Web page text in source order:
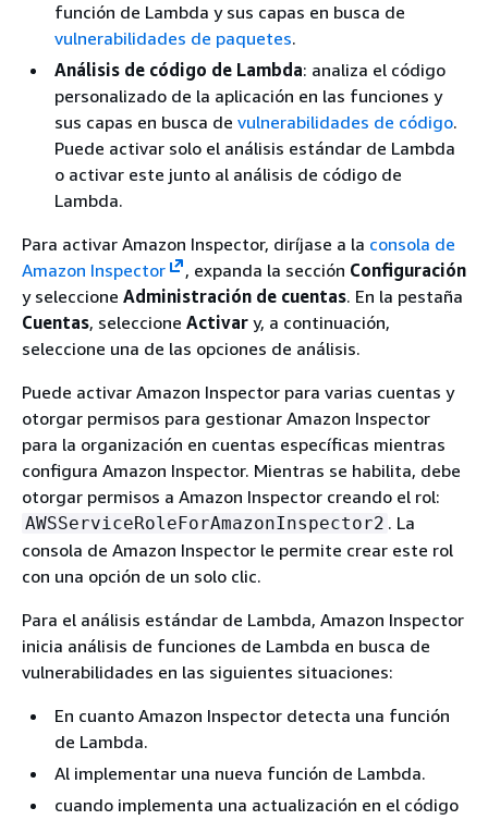
función de Lambda y sus capas en busca de
vulnerabilidades de paquetes.
Análisis de código de Lambda: analiza el código
personalizado de la aplicación en las funciones y
sus capas en busca de vulnerabilidades de código.
Puede activar solo el análisis estándar de Lambda
o activar este junto al análisis de código de
Lambda.
Para activar Amazon Inspector, diríjase a la consola de
Amazon Inspector
, expanda la sección Configuración
y seleccione Administración de cuentas. En la pestaña
Cuentas, seleccione Activar y, a continuación,
seleccione una de las opciones de análisis.
Puede activar Amazon Inspector para varias cuentas y
otorgar permisos para gestionar Amazon Inspector
para la organización en cuentas específicas mientras
configura Amazon Inspector. Mientras se habilita, debe
otorgar permisos a Amazon Inspector creando el rol:
AWSServiceRoleForAmazonInspector2 . La
consola de Amazon Inspector le permite crear este rol
con una opción de un solo clic.
Para el análisis estándar de Lambda, Amazon Inspector
inicia análisis de funciones de Lambda en busca de
vulnerabilidades en las siguientes situaciones:
En cuanto Amazon Inspector detecta una función
de Lambda.
Al implementar una nueva función de Lambda.
cuando implementa una actualización en el código